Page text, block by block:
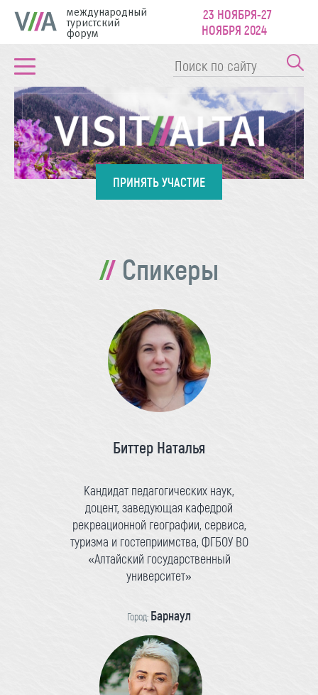
международный
туристский
форум
23 НОЯБРЯ-27
НОЯБРЯ 2024
ПРИНЯТЬ УЧАСТИЕ
Спикеры
Биттер Наталья
Кандидат педагогических наук,
доцент, заведующая кафедрой
рекреационной географии, сервиса,
туризма и гостеприимства, ФГБОУ ВО
«Алтайский государственный
университет»
Город: Барнаул